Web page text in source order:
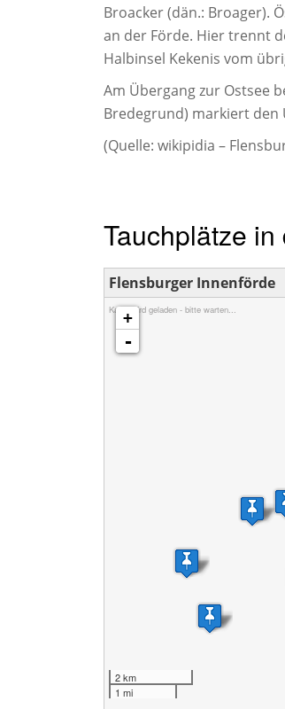
Broacker (dän.: Broager).
an der Förde. Hier trennt
Halbinsel Kekenis vom
Am Übergang zur Ostsee
Bredegrund) markiert den
(Quelle: wikipidia –
Tauchplätze
Flensburger Innenförde
Karte wird geladen - bitte warten...
+
-
2 km
1 mi